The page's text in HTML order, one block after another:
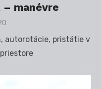
manévre
autorotácie, pristátie v